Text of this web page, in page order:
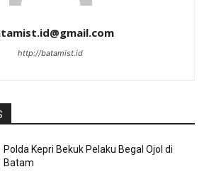
http://batamist.id
Polda Kepri Bekuk Pelaku Begal Ojol di
Batam